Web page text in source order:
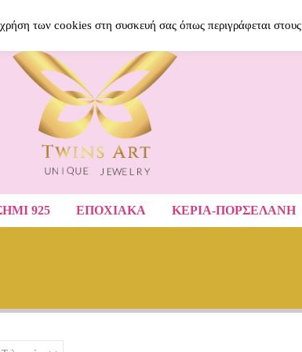
925 ΕΠΟΧΙΑΚΑ ΚΕΡΙΑ-ΠΟΡΣΕΛΑΝΗ
των cookies στη συσκευή σας όπως περιγράφεται στους